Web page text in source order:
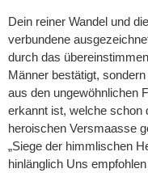
Dein reiner Wandel und
verbundene
durch das
Männer bestätigt,
aus den ungewöhnlichen
erkannt ist, welche schon
heroischen Versmaasse
„Siege der himmlischen
hinlänglich Uns